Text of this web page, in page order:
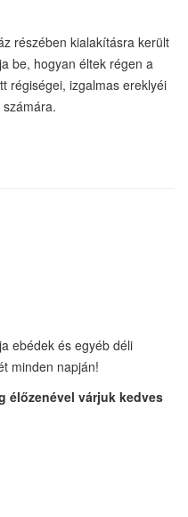
részében kialakításra került
be, hogyan éltek régen a
régiségei, izgalmas ereklyéi
ebédek és egyéb déli
minden napján!
élőzenével várjuk kedves